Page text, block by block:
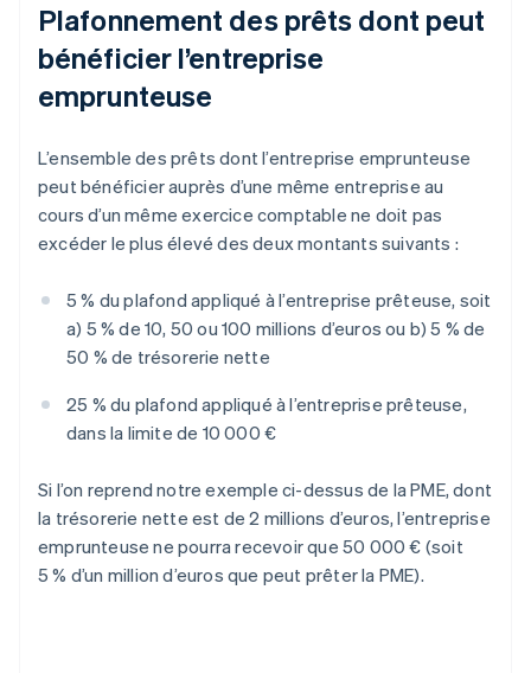
Plafonnement des prêts dont peut
bénéficier l’entreprise
emprunteuse
L’ensemble des prêts dont l’entreprise emprunteuse
peut bénéficier auprès d’une même entreprise au
cours d’un même exercice comptable ne doit pas
excéder le plus élevé des deux montants suivants :
5 % du plafond appliqué à l’entreprise prêteuse, soit
a) 5 % de 10, 50 ou 100 millions d’euros ou b) 5 % de
50 % de trésorerie nette
25 % du plafond appliqué à l’entreprise prêteuse,
dans la limite de 10 000 €
Si l’on reprend notre exemple ci-dessus de la PME, dont
la trésorerie nette est de 2 millions d’euros, l’entreprise
emprunteuse ne pourra recevoir que 50 000 € (soit
5 % d’un million d’euros que peut prêter la PME).